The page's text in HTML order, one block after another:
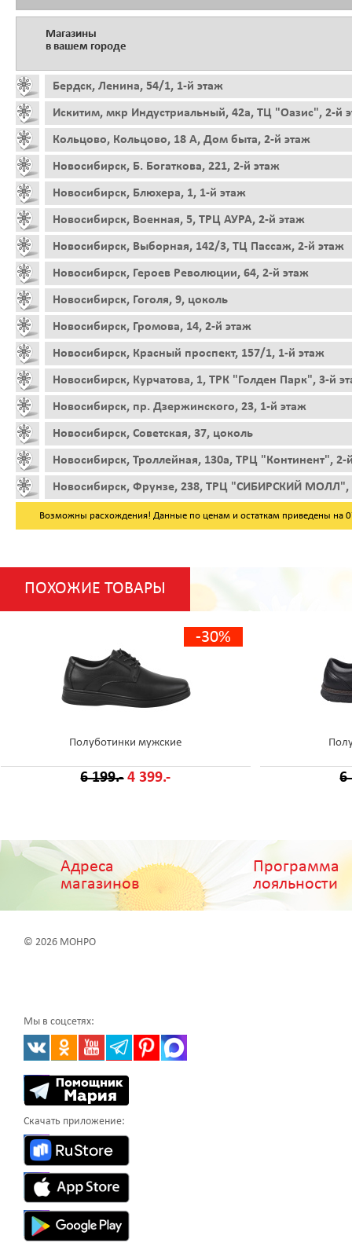
Магазины
в вашем городе
Бердск, Ленина, 54/1, 1-й этаж
Искитим, мкр Индустриальный, 42а, ТЦ "Оазис", 2-й
Кольцово, Кольцово, 18 А, Дом быта, 2-й этаж
Новосибирск, Б. Богаткова, 221, 2-й этаж
Новосибирск, Блюхера, 1, 1-й этаж
Новосибирск, Военная, 5, ТРЦ АУРА, 2-й этаж
Новосибирск, Выборная, 142/3, ТЦ Пассаж, 2-й этаж
Новосибирск, Героев Революции, 64, 2-й этаж
Новосибирск, Гоголя, 9, цоколь
Новосибирск, Громова, 14, 2-й этаж
Новосибирск, Красный проспект, 157/1, 1-й этаж
Новосибирск, Курчатова, 1, ТРК "Голден Парк", 3-й
Новосибирск, пр. Дзержинского, 23, 1-й этаж
Новосибирск, Советская, 37, цоколь
Новосибирск, Троллейная, 130а, ТРЦ "Континент", 2-
Новосибирск, Фрунзе, 238, ТРЦ "СИБИРСКИЙ МОЛЛ",
Возможны расхождения! Данные по ценам и остаткам приведены на
ПОХОЖИЕ ТОВАРЫ
-30%
Полуботинки мужские
6 199.- 4 399.- 6
Адреса
магазинов
Программа
лояльности
© 2026 МОНРО
Мы в соцсетях:
Скачать приложение: